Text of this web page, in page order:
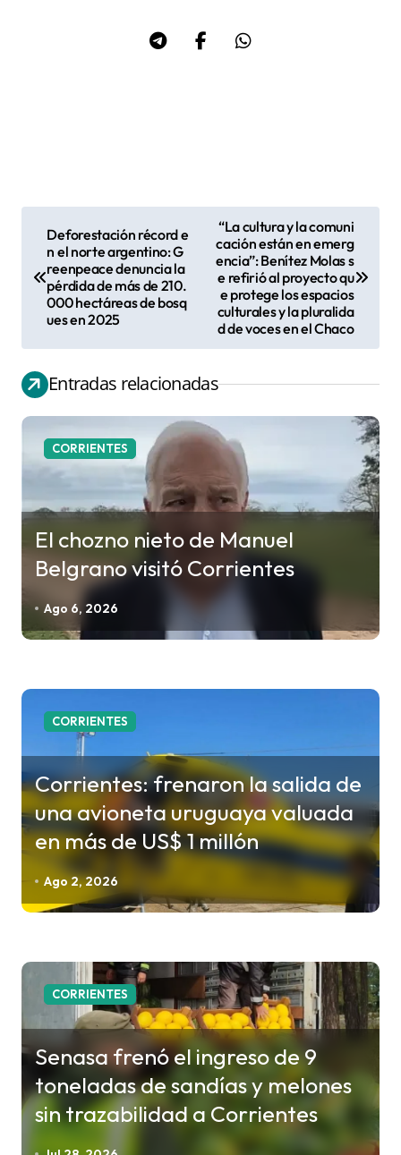
g
a
c
i
d
n
r
d
Deforestación récord e
n el norte argentino: G
reenpeace denuncia la
pérdida de más de 210.
000 hectáreas de bosq
ues en 2025
“La cultura y la comuni
cación están en emerg
encia”: Benítez Molas s
e refirió al proyecto qu
e protege los espacios
culturales y la pluralida
d de voces en el Chaco
Entradas relacionadas
CORRIENTES
El chozno nieto de Manuel
Belgrano visitó Corrientes
Ago 6, 2026
CORRIENTES
Corrientes: frenaron la salida de
una avioneta uruguaya valuada
en más de US$ 1 millón
Ago 2, 2026
CORRIENTES
Senasa frenó el ingreso de 9
toneladas de sandías y melones
sin trazabilidad a Corrientes